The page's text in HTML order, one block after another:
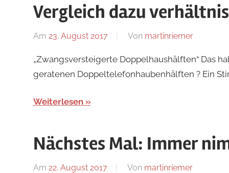
Vergleich dazu
Am 23. August 2017 Von martinriemerIn
„Zwangsversteigerte Doppelhaushälften“ Das
geratenen Doppeltelefonhaubenhälften ? Ein
Weiterlesen
Nächstes Mal: Immer
Am 22. August 2017 Von martinriemerIn